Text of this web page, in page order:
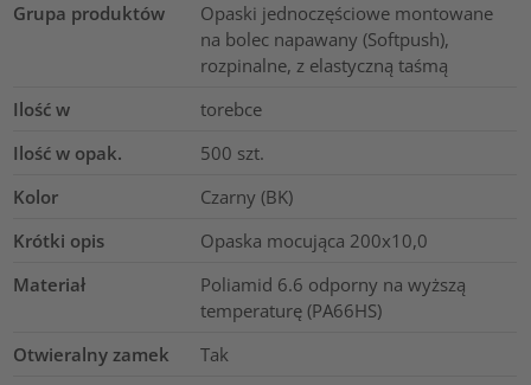
Grupa produktów
Opaski jednoczęściowe montowane
na bolec napawany (Softpush),
rozpinalne, z elastyczną taśmą
Ilość w
torebce
Ilość w opak.
500 szt.
Kolor
Czarny (BK)
Krótki opis
Opaska mocująca 200x10,0
Materiał
Poliamid 6.6 odporny na wyższą
temperaturę (PA66HS)
Otwieralny zamek
Tak